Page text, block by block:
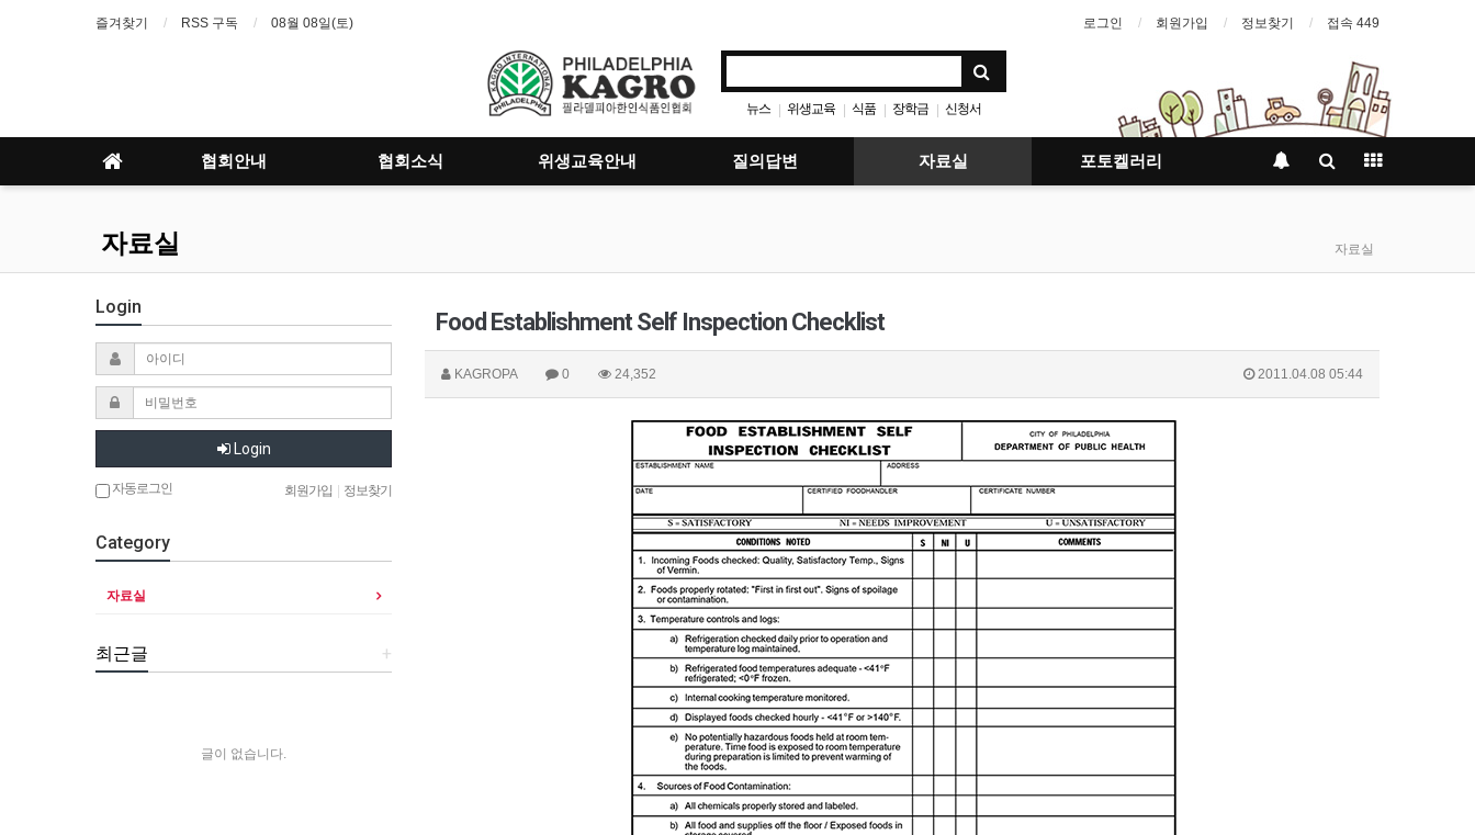
즐겨찾기 RSS 구독 08월 08일(토) 로그인 회원가입 정보찾기 접속 449
뉴스 | 위생교육 | 식품 | 장학금 | 신청서
협회안내 협회소식 위생교육안내 질의답변 자료실 포토켈러리
자료실 자료실
Food Establishment Self Inspection Checklist
KAGROPA 0 24,352 2011.04.08 05:44
Login
Login
자동로그인 회원가입 정보찾기
Category
자료실
+
최근글
글이 없습니다.